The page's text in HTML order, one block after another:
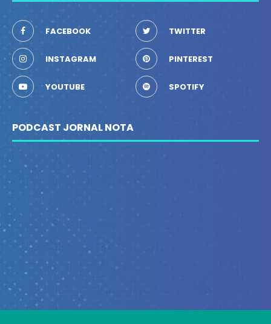
FACEBOOK TWITTER
INSTAGRAM PINTEREST
YOUTUBE SPOTIFY
PODCAST JORNAL NOTA